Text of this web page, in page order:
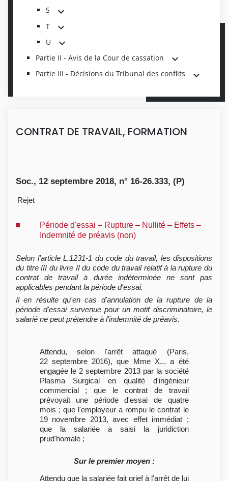
S
T
U
Partie II - Avis de la Cour de cassation
Partie III - Décisions du Tribunal des conflits
CONTRAT DE TRAVAIL, FORMATION
Soc., 12 septembre 2018, n° 16-26.333, (P)
Rejet
Période d'essai – Rupture – Nullité – Effets –
Indemnité de préavis (non)
Selon l'article L.1231-1 du code du travail, les dispositions
du titre III du livre II du code du travail relatif à la rupture du
contrat de travail à durée indéterminée ne sont pas
applicables pendant la période d'essai.
Il en résulte qu'en cas d'annulation de la rupture de la
période d'essai survenue pour un motif discriminatoire, le
salarié ne peut prétendre à l'indemnité de préavis.
Attendu, selon l'arrêt attaqué (Paris,
22 septembre 2016), que Mme X... a été
engagée le 2 septembre 2013 par la société
Plasma Surgical en qualité d'ingénieur
commercial ; que le contrat de travail
prévoyait une période d'essai de quatre
mois ; que l'employeur a rompu le contrat le
19 novembre 2013, avec effet immédiat ;
que la salariée a saisi la juridiction
prud'homale ;
Sur le premier moyen :
Attendu que la salariée fait grief à l'arrêt de lui